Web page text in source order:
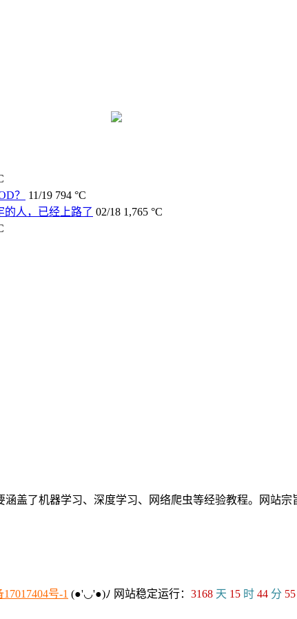
？
11/19 794 °C
的人，已经上路了 02/18 1,765 °C
盖了机器学习、深度学习、网络爬虫等经验教程。网站
号-1 (●'◡'●)ﾉ 网站稳定运行： 3168 天 15 时 44 分 56